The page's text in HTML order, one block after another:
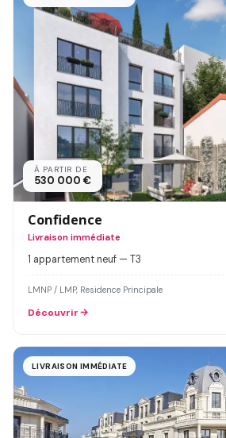
À PARTIR DE
530 000 €
Confidence
Livraison immédiate
1 appartement neuf — T3
LMNP / LMP, Residence Principale
Découvrir
LIVRAISON IMMÉDIATE